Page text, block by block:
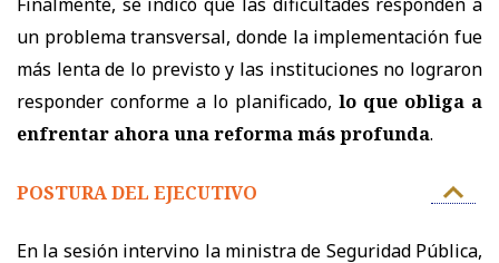
un problema transversal, donde la implementación fue
más lenta de lo previsto y las instituciones no lograron
responder conforme a lo planificado, lo que obliga a
enfrentar ahora una reforma más profunda.
POSTURA DEL EJECUTIVO
En la sesión intervino la ministra de Seguridad Pública,